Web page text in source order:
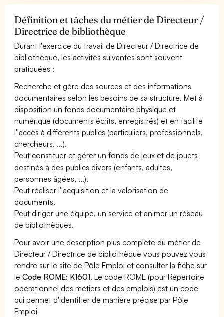
Définition et tâches du métier de Directeur /
Directrice de bibliothèque
Durant l'exercice du travail de Directeur / Directrice de
bibliothèque, les activités suivantes sont souvent
pratiquées :
Recherche et gère des sources et des informations
documentaires selon les besoins de sa structure. Met à
disposition un fonds documentaire physique et
numérique (documents écrits, enregistrés) et en facilite
l''accès à différents publics (particuliers, professionnels,
chercheurs, ...).
Peut constituer et gérer un fonds de jeux et de jouets
destinés à des publics divers (enfants, adultes,
personnes âgées, ...).
Peut réaliser l''acquisition et la valorisation de
documents.
Peut diriger une équipe, un service et animer un réseau
de bibliothèques.
Pour avoir une description plus complète du métier de
Directeur / Directrice de bibliothèque vous pouvez vous
rendre sur le site de Pôle Emploi et consulter la fiche sur
leCode ROME: K1601. Le code ROME (pour Répertoire
opérationnel des métiers et des emplois) est un code
qui permet d'identifier de manière précise par Pôle
Emploi